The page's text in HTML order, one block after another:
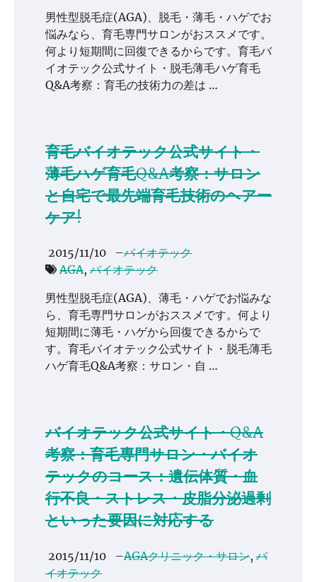
男性型脱毛症(AGA)、脱毛・薄毛・ハゲでお
悩みなら、育毛専門サロンがおススメです。
何より短期間に回復できるからです。育毛バ
イオテック公式サイト・脱毛薄毛ハゲ育毛
Q&A考察：育毛の技術力の差は …
育毛バイオテック公式サイト・
薄毛ハゲ育毛Q&A考察：サロン
と自宅で最先端育毛技術のヘアー
ケア!
2015/11/10 –バイオテック
AGA, バイオテック
男性型脱毛症(AGA)、薄毛・ハゲでお悩みな
ら、育毛専門サロンがおススメです。何より
短期間に薄毛・ハゲから回復できるからで
す。育毛バイオテック公式サイト・脱毛薄毛
ハゲ育毛Q&A考察：サロン・自 …
バイオテック公式サイト・Q&A
考察：育毛専門サロン・バイオ
テックのコース：遺伝体質・血
行不良・ストレス・皮脂分泌過剰
といった要因に対応する
2015/11/10 –AGAクリニック・サロン, バ
イオテック